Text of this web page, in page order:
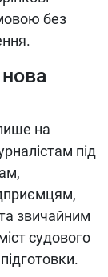
без
на
під
звичайним
судового